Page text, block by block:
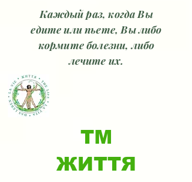
Каждый раз, когда Вы
едите или пьете, Вы либо
кормите болезни, либо
лечите их.
ТМ
ЖИТТЯ